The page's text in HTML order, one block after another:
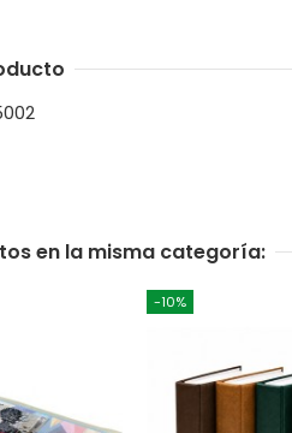
en la misma categoría:
-10%